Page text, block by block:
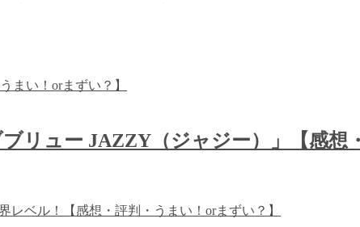
リュー JAZZY（ジャジー）」【感想